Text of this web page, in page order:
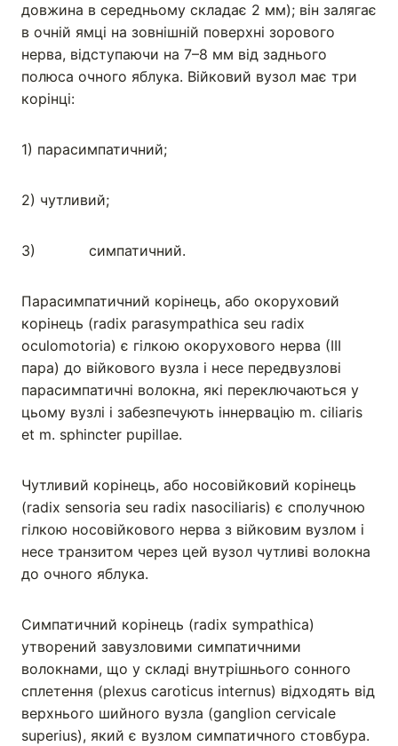
довжина в середньому складає 2 мм); він залягає
в очній ямці на зовнішній поверхні зорового
нерва, відступаючи на 7–8 мм від заднього
полюса очного яблука. Війковий вузол має три
корінці:
1) парасимпатичний;
2) чутливий;
3) симпатичний.
Парасимпатичний корінець, або окоруховий
корінець (radix parasympathica seu radix
oculomotoria) є гілкою окорухового нерва (ІІІ
пара) до війкового вузла і несе передвузлові
парасимпатичні волокна, які переключаються у
цьому вузлі і забезпечують іннервацію m. ciliaris
et m. sphincter pupillae.
Чутливий корінець, або носовійковий корiнець
(radix sensoria seu radix nasociliaris) є сполучною
гілкою носовійкового нерва з війковим вузлом і
несе транзитом через цей вузол чутливі волокна
до oчного яблука.
Симпатичний корінець (radix sympathica)
утворений завузловими симпатичними
волокнами, що у складі внутрішнього сонного
сплетення (plexus caroticus internus) відходять від
верхнього шийного вузла (ganglion cervicale
superius), який є вузлом симпатичного стовбура.